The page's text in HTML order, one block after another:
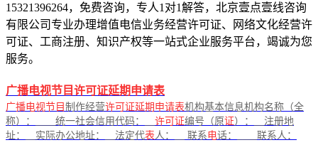
15321396264，免费咨询，专人1对1解答，北京壹点壹线咨询
有限公司专业办理增值电信业务经营许可证、网络文化经营许
可证、工商注册、知识产权等一站式企业服务平台，竭诚为您
服务。
广播电视节目许可证延期申请表
广播电视节目 制作经营许可证延期申请表机构基本信息机构名称（全
称）：____统一社会信用代码：__ 许可证编号（原证）：__注册地
址：__实际办公地址：__法定代表 人：__ 联系电话：____联系人：